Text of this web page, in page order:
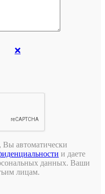
❌
автоматически
и даете
данных. Ваши
лицам.